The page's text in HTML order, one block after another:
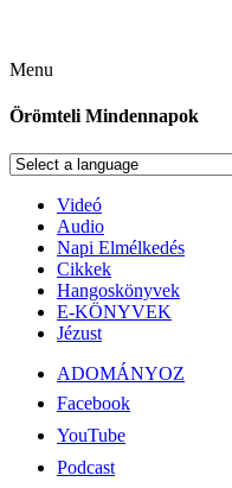
Menu
Örömteli Mindennapok
Videó
Audio
Napi Elmélkedés
Cikkek
Hangoskönyvek
E-KÖNYVEK
Jézust
ADOMÁNYOZ
Facebook
YouTube
Podcast